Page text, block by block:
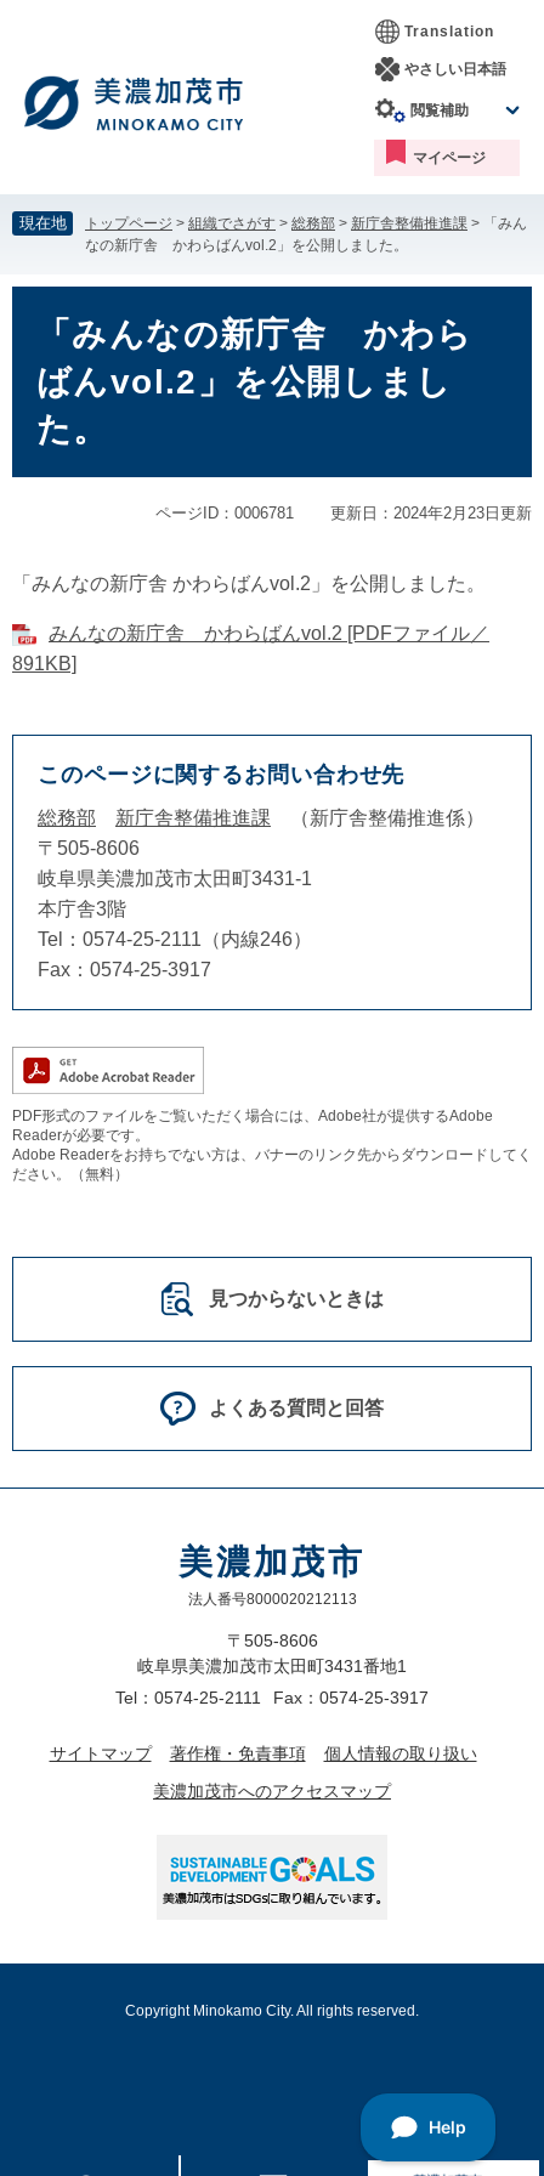
す。
し
て
本
へ
Translation
やさしい日本語
閲覧補助
マイページ
現在地 トップページ > 組織でさがす > 総務部 > 新庁舎整備推進課 >
「みん
なの新庁舎 かわらばんvol.2」を公開しました。
「みんなの新庁舎 かわら
ばんvol.2」を公開しまし
た。
ページID：0006781 更新日：2024年2月23日更新
「みんなの新庁舎 かわらばんvol.2」を公開しました。
みんなの新庁舎 かわらばんvol.2 [PDFファイル／
891KB]
このページに関するお問い合わせ先
総務部 新庁舎整備推進課
新庁舎整備推進係
〒505-8606
岐阜県美濃加茂市太田町3431-1
本庁舎3階
Tel：0574-25-2111（内線246）
Fax：0574-25-3917
PDF形式のファイルをご覧いただく場合には、Adobe社が提供するAdobe
Readerが必要です。
Adobe Readerをお持ちでない方は、バナーのリンク先からダウンロードしてく
ださい。（無料）
見つからないときは
よくある質問と回答
美濃加茂市
法人番号8000020212113
〒505-8606
岐阜県美濃加茂市太田町3431番地1
Tel：0574-25-2111
Fax：0574-25-3917
サイトマップ 著作権・免責事項
個人情報の取り扱い
美濃加茂市へのアクセスマップ
Copyright Minokamo City. All rights reserved.